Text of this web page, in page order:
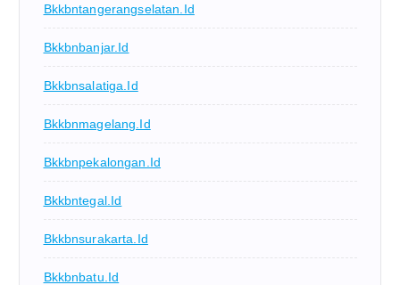
Bkkbntangerangselatan.id
Bkkbnbanjar.id
Bkkbnsalatiga.id
Bkkbnmagelang.id
Bkkbnpekalongan.id
Bkkbntegal.id
Bkkbnsurakarta.id
Bkkbnbatu.id